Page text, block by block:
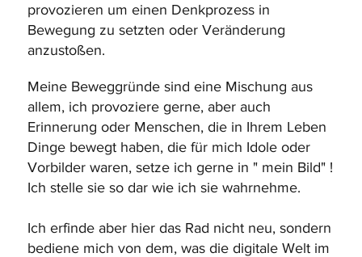
provozieren um einen Denkprozess in
Bewegung zu setzten oder Veränderung
anzustoßen.
Meine Beweggründe sind eine Mischung aus
allem, ich provoziere gerne, aber auch
Erinnerung oder Menschen, die in Ihrem Leben
Dinge bewegt haben, die für mich Idole oder
Vorbilder waren, setze ich gerne in " mein Bild" !
Ich stelle sie so dar wie ich sie wahrnehme.
Ich erfinde aber hier das Rad nicht neu, sondern
bediene mich von dem, was die digitale Welt im